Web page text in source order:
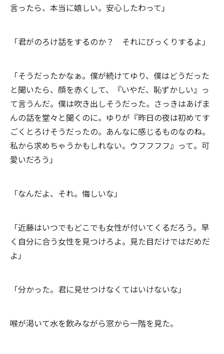
言ったら、本当に嬉しい。安心したわって」
「君がのろけ話をするのか？ それにびっくりするよ」
「そうだったかなぁ。僕が続けてゆり、僕はどうだった
と聞いたら、顔を赤くして、『いやだ、恥ずかしい』っ
て言うんだ。僕は吹き出しそうだった。さっきはあげま
んの話を堂々と聞くのに。ゆりが『昨日の夜は初めてす
ごくとろけそうだったの。あんなに感じるものなのね。
私から求めちゃうかもしれない。ウフフフフ』って。可
愛いだろう」
「なんだよ、それ。悔しいな」
「近藤はいつでもどこでも女性が付いてくるだろう。早
く自分に合う女性を見つけろよ。見た目だけではだめだ
よ」
「分かった。君に見せつけなくてはいけないな」
喉が渇いて水を飲みながら窓から一階を見た。